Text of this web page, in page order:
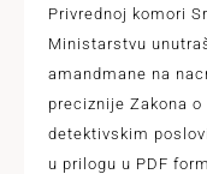
Privrednoj komori
Ministarstvu
amandmane na
preciznije Zakona
detektivskim
u prilogu u PDF